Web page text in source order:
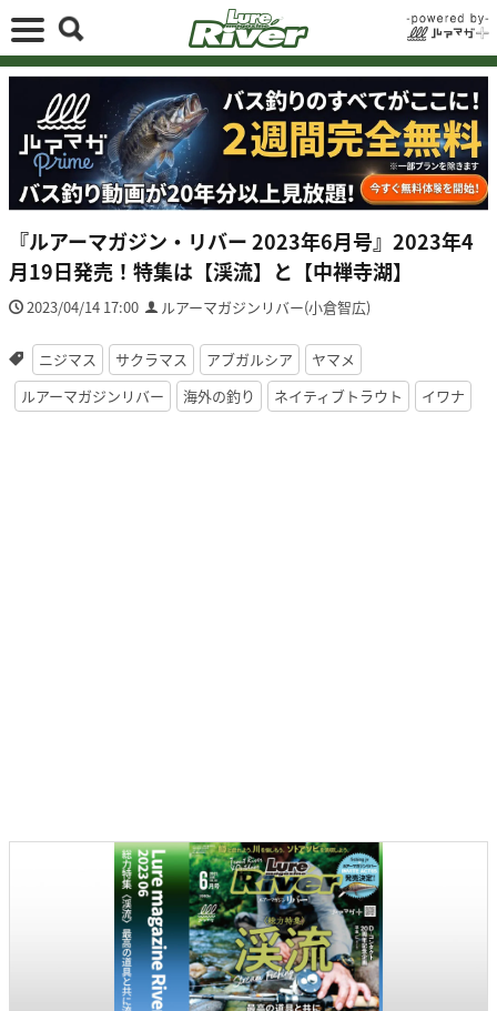
『ルアーマガジン・リバー 2023年6月号』2023年4
月19日発売！特集は【渓流】と【中禅寺湖】
2023/04/14 17:00 ルアーマガジンリバー(小倉智広)
ニジマス サクラマス アブガルシア
ヤマメ
ルアーマガジンリバー
海外の釣り ネイティブトラウト イワナ